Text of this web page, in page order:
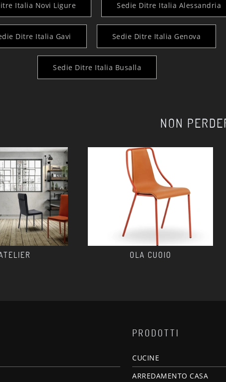
Italia Novi Ligure Sedie Ditre Italia Alessandria
Ditre Italia Gavi Sedie Ditre Italia Genova
Sedie Ditre Italia Busalla
NON
OLA CUOIO
PRODOTTI
CUCINE
ARREDAMENTO CASA